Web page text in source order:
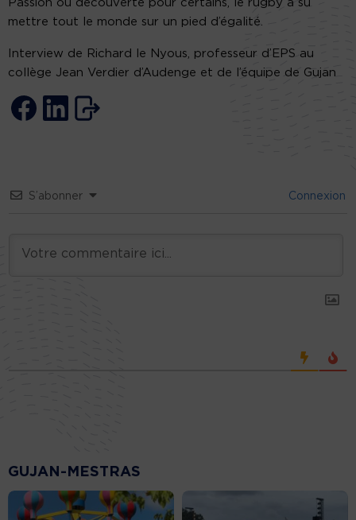
Passion ou découverte pour certains, le rugby a su
mettre tout le monde sur un pied d’égalité.
Interview de Richard le Nyous, professeur d’EPS au
collège Jean Verdier d’Audenge et de l’équipe de Gujan
S’abonner Connexion
GUJAN-MESTRAS